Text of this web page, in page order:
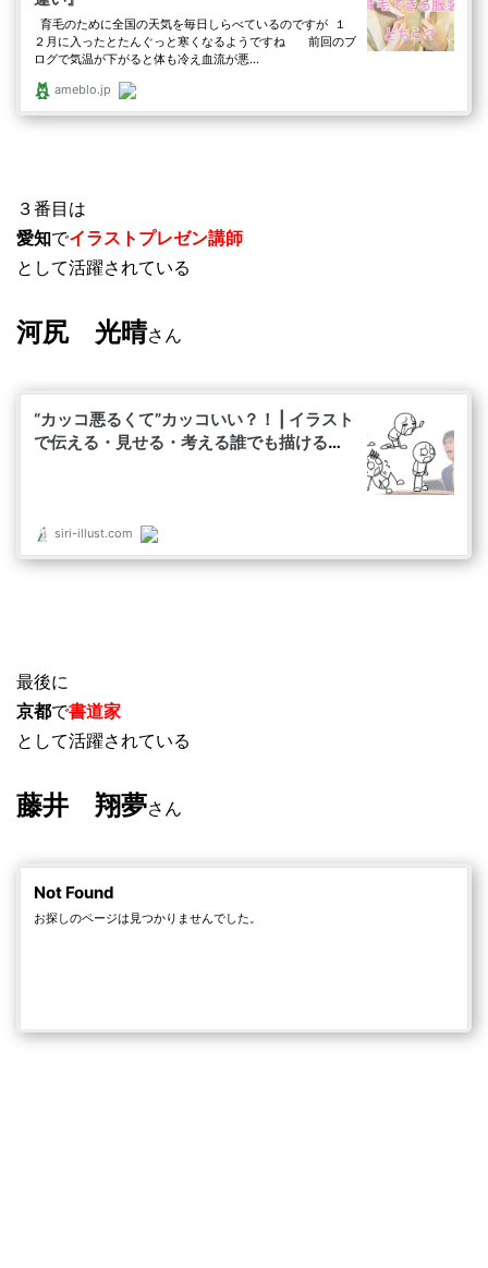
３番目は
愛知でイラストプレゼン講師
として活躍されている
河尻 光晴さん
最後に
京都で書道家
として活躍されている
藤井 翔夢さん